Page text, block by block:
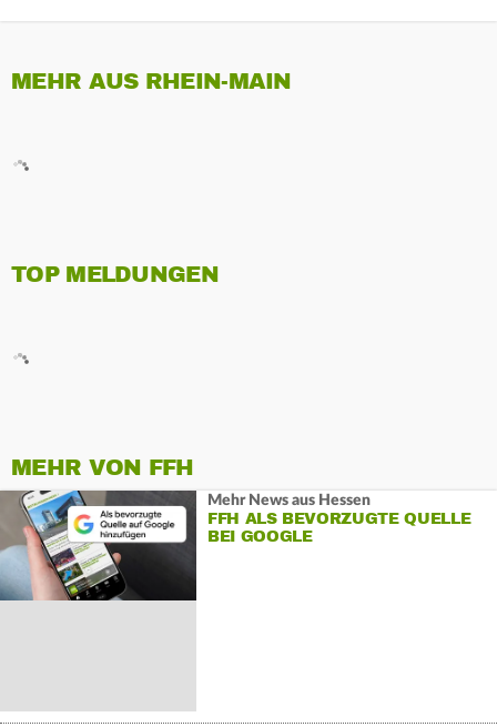
MEHR AUS RHEIN-MAIN
TOP MELDUNGEN
MEHR VON FFH
Mehr News aus Hessen
FFH ALS BEVORZUGTE QUELLE
BEI GOOGLE